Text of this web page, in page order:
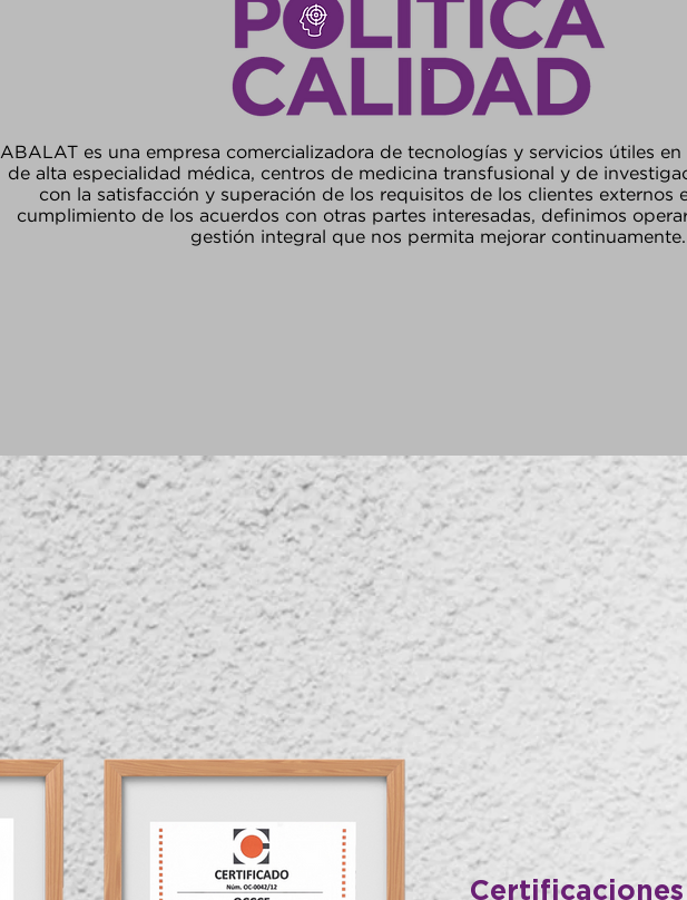
ABALAT es una empresa comercializadora de tecnologías y servicios útiles
de alta especialidad médica, centros de medicina transfusional y de
con la satisfacción y superación de los requisitos de los clientes externos
cumplimiento de los acuerdos con otras partes interesadas, definimos
gestión integral que nos permita mejorar continuamente.
Certificaciones